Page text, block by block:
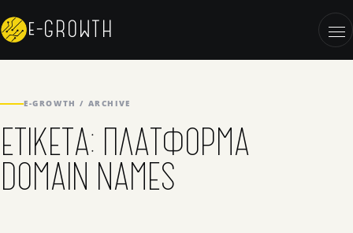
e-GROWTH
E-GROWTH / ARCHIVE
ΕΤΙΚΈΤΑ: ΠΛΑΤΦΌΡΜΑ
DOMAIN NAMES